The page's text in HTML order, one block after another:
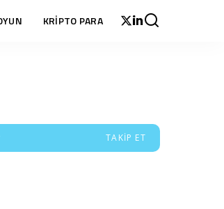
KRİPTO PARA
TAKIP ET